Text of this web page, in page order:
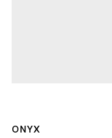
ONYX